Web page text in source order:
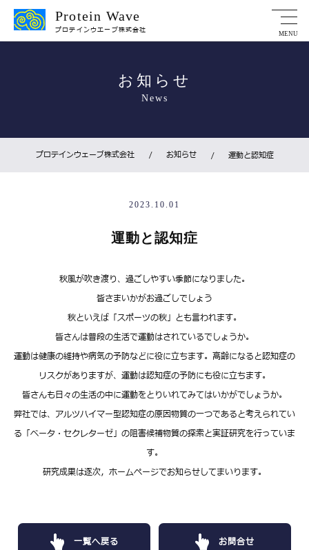
Protein Wave
プロテインウエーブ株式会社 MENU
お知らせ
News
プロテインウェーブ株式会社 / お知らせ / 運動と認知症
2023.10.01
運動と認知症
秋風が吹き渡り、過ごしやすい季節になりました。
皆さまいかがお過ごしでしょう
秋といえば「スポーツの秋」とも言われます。
皆さんは普段の生活で運動はされているでしょうか。
運動は健康の維持や病気の予防などに役に立ちます。高齢になると認知症の
リスクがありますが、運動は認知症の予防にも役に立ちます。
皆さんも日々の生活の中に運動をとりいれてみてはいかがでしょうか。
弊社では、アルツハイマー型認知症の原因物質の一つであると考えられてい
る「ベータ・セクレターゼ」の阻害候補物質の探索と実証研究を行っていま
す。
研究成果は逐次，ホームページでお知らせしてまいります。
一覧へ戻る お問合せ